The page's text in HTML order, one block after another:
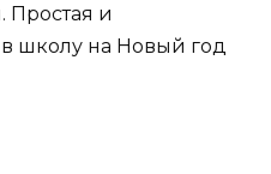
Простая и
школу на Новый год